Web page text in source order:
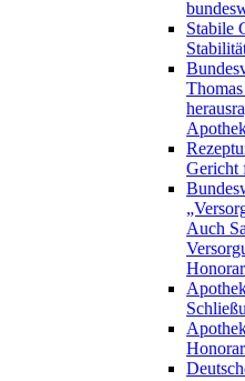
Stabile
Gericht
Auch